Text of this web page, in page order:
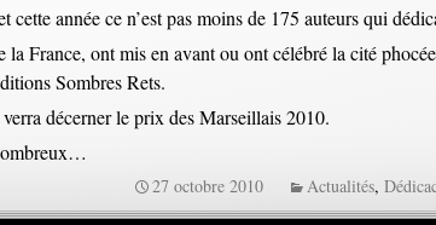
année ce n’est pas moins de 175 auteurs qui
la France, ont mis en avant ou ont célébré la cité
Sombres Rets.
décerner le prix des Marseillais 2010.
27 octobre 2010 Actualités,